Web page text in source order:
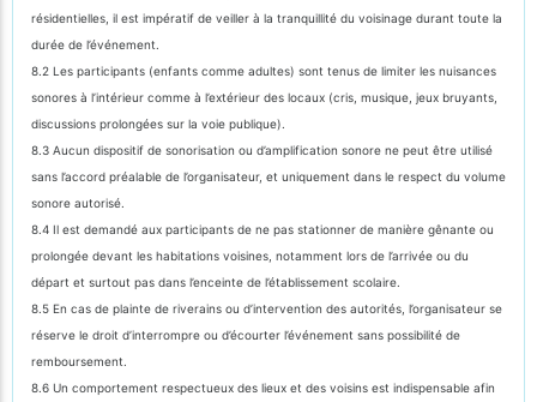
résidentielles, il est impératif de veiller à la tranquillité du voisinage durant toute la
durée de l’événement.
8.2 Les participants (enfants comme adultes) sont tenus de limiter les nuisances
sonores à l’intérieur comme à l’extérieur des locaux (cris, musique, jeux bruyants,
discussions prolongées sur la voie publique).
8.3 Aucun dispositif de sonorisation ou d’amplification sonore ne peut être utilisé
sans l’accord préalable de l’organisateur, et uniquement dans le respect du volume
sonore autorisé.
8.4 Il est demandé aux participants de ne pas stationner de manière gênante ou
prolongée devant les habitations voisines, notamment lors de l’arrivée ou du
départ et surtout pas dans l’enceinte de l’établissement scolaire.
8.5 En cas de plainte de riverains ou d’intervention des autorités, l’organisateur se
réserve le droit d’interrompre ou d’écourter l’événement sans possibilité de
remboursement.
8.6 Un comportement respectueux des lieux et des voisins est indispensable afin